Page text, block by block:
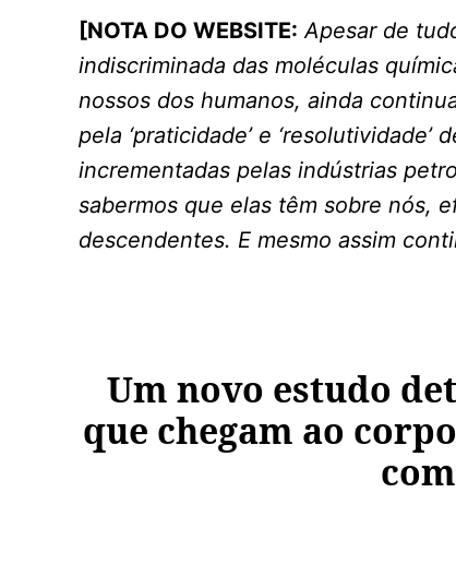
[NOTA DO WEBSITE: Apesar de
indiscriminada das moléculas
nossos dos humanos, ainda
pela ‘praticidade’ e
incrementadas pelas indústrias
sabermos que elas têm sobre nós,
descendentes. E mesmo assim
Um novo estudo
que chegam ao